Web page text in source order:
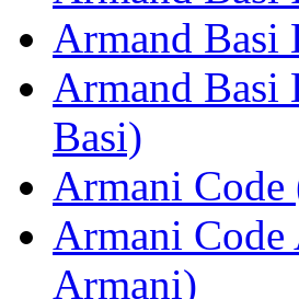
Armand Basi
Armand Basi
Basi)
Armani
Armani
Armani)